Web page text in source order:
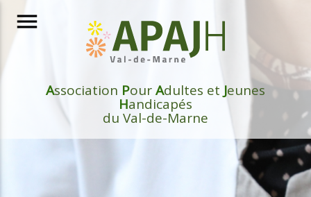
Association PourAdultes et Jeunes
Handicapés
du Val-de-Marne
menu